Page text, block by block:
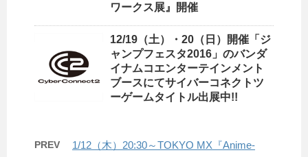
ワークス展』開催
12/19（土）・20（日）開催「ジ
ャンプフェスタ2016」のバンダ
イナムコエンターテインメント
ブースにてサイバーコネクトツ
ーゲームタイトル出展中!!
PREV
1/12（木）20:30～TOKYO MX『Anime-